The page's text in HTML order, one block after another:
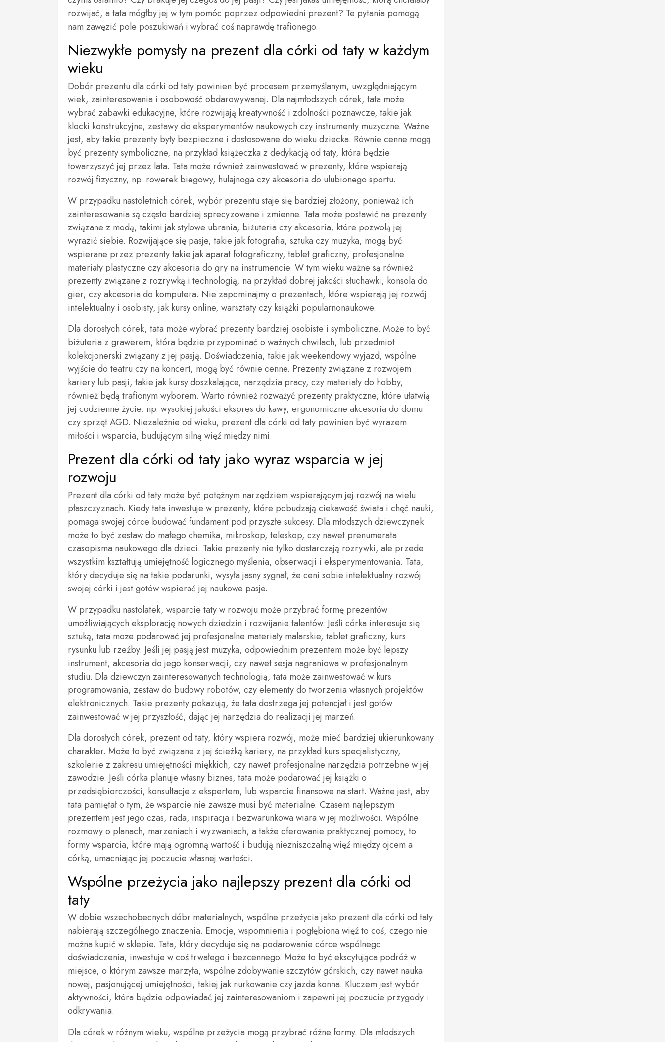
rozwijać, a tata mógłby jej w tym pomóc poprzez odpowiedni prezent? Te pytania pomogą
nam zawęzić pole poszukiwań i wybrać coś naprawdę trafionego.
Niezwykłe pomysły na prezent dla córki od taty w każdym
wieku
Dobór prezentu dla córki od taty powinien być procesem przemyślanym, uwzględniającym
wiek, zainteresowania i osobowość obdarowywanej. Dla najmłodszych córek, tata może
wybrać zabawki edukacyjne, które rozwijają kreatywność i zdolności poznawcze, takie jak
klocki konstrukcyjne, zestawy do eksperymentów naukowych czy instrumenty muzyczne. Ważne
jest, aby takie prezenty były bezpieczne i dostosowane do wieku dziecka. Równie cenne mogą
być prezenty symboliczne, na przykład książeczka z dedykacją od taty, która będzie
towarzyszyć jej przez lata. Tata może również zainwestować w prezenty, które wspierają
rozwój fizyczny, np. rowerek biegowy, hulajnoga czy akcesoria do ulubionego sportu.
W przypadku nastoletnich córek, wybór prezentu staje się bardziej złożony, ponieważ ich
zainteresowania są często bardziej sprecyzowane i zmienne. Tata może postawić na prezenty
związane z modą, takimi jak stylowe ubrania, biżuteria czy akcesoria, które pozwolą jej
wyrazić siebie. Rozwijające się pasje, takie jak fotografia, sztuka czy muzyka, mogą być
wspierane przez prezenty takie jak aparat fotograficzny, tablet graficzny, profesjonalne
materiały plastyczne czy akcesoria do gry na instrumencie. W tym wieku ważne są również
prezenty związane z rozrywką i technologią, na przykład dobrej jakości słuchawki, konsola do
gier, czy akcesoria do komputera. Nie zapominajmy o prezentach, które wspierają jej rozwój
intelektualny i osobisty, jak kursy online, warsztaty czy książki popularnonaukowe.
Dla dorosłych córek, tata może wybrać prezenty bardziej osobiste i symboliczne. Może to być
biżuteria z grawerem, która będzie przypominać o ważnych chwilach, lub przedmiot
kolekcjonerski związany z jej pasją. Doświadczenia, takie jak weekendowy wyjazd, wspólne
wyjście do teatru czy na koncert, mogą być równie cenne. Prezenty związane z rozwojem
kariery lub pasji, takie jak kursy doszkalające, narzędzia pracy, czy materiały do hobby,
również będą trafionym wyborem. Warto również rozważyć prezenty praktyczne, które ułatwią
jej codzienne życie, np. wysokiej jakości ekspres do kawy, ergonomiczne akcesoria do domu
czy sprzęt AGD. Niezależnie od wieku, prezent dla córki od taty powinien być wyrazem
miłości i wsparcia, budującym silną więź między nimi.
Prezent dla córki od taty jako wyraz wsparcia w jej
rozwoju
Prezent dla córki od taty może być potężnym narzędziem wspierającym jej rozwój na wielu
płaszczyznach. Kiedy tata inwestuje w prezenty, które pobudzają ciekawość świata i chęć nauki,
pomaga swojej córce budować fundament pod przyszłe sukcesy. Dla młodszych dziewczynek
może to być zestaw do małego chemika, mikroskop, teleskop, czy nawet prenumerata
czasopisma naukowego dla dzieci. Takie prezenty nie tylko dostarczają rozrywki, ale przede
wszystkim kształtują umiejętność logicznego myślenia, obserwacji i eksperymentowania. Tata,
który decyduje się na takie podarunki, wysyła jasny sygnał, że ceni sobie intelektualny rozwój
swojej córki i jest gotów wspierać jej naukowe pasje.
W przypadku nastolatek, wsparcie taty w rozwoju może przybrać formę prezentów
umożliwiających eksplorację nowych dziedzin i rozwijanie talentów. Jeśli córka interesuje się
sztuką, tata może podarować jej profesjonalne materiały malarskie, tablet graficzny, kurs
rysunku lub rzeźby. Jeśli jej pasją jest muzyka, odpowiednim prezentem może być lepszy
instrument, akcesoria do jego konserwacji, czy nawet sesja nagraniowa w profesjonalnym
studiu. Dla dziewczyn zainteresowanych technologią, tata może zainwestować w kurs
programowania, zestaw do budowy robotów, czy elementy do tworzenia własnych projektów
elektronicznych. Takie prezenty pokazują, że tata dostrzega jej potencjał i jest gotów
zainwestować w jej przyszłość, dając jej narzędzia do realizacji jej marzeń.
Dla dorosłych córek, prezent od taty, który wspiera rozwój, może mieć bardziej ukierunkowany
charakter. Może to być związane z jej ścieżką kariery, na przykład kurs specjalistyczny,
szkolenie z zakresu umiejętności miękkich, czy nawet profesjonalne narzędzia potrzebne w jej
zawodzie. Jeśli córka planuje własny biznes, tata może podarować jej książki o
przedsiębiorczości, konsultacje z ekspertem, lub wsparcie finansowe na start. Ważne jest, aby
tata pamiętał o tym, że wsparcie nie zawsze musi być materialne. Czasem najlepszym
prezentem jest jego czas, rada, inspiracja i bezwarunkowa wiara w jej możliwości. Wspólne
rozmowy o planach, marzeniach i wyzwaniach, a także oferowanie praktycznej pomocy, to
formy wsparcia, które mają ogromną wartość i budują niezniszczalną więź między ojcem a
córką, umacniając jej poczucie własnej wartości.
Wspólne przeżycia jako najlepszy prezent dla córki od
taty
W dobie wszechobecnych dóbr materialnych, wspólne przeżycia jako prezent dla córki od taty
nabierają szczególnego znaczenia. Emocje, wspomnienia i pogłębiona więź to coś, czego nie
można kupić w sklepie. Tata, który decyduje się na podarowanie córce wspólnego
doświadczenia, inwestuje w coś trwałego i bezcennego. Może to być ekscytująca podróż w
miejsce, o którym zawsze marzyła, wspólne zdobywanie szczytów górskich, czy nawet nauka
nowej, pasjonującej umiejętności, takiej jak nurkowanie czy jazda konna. Kluczem jest wybór
aktywności, która będzie odpowiadać jej zainteresowaniom i zapewni jej poczucie przygody i
odkrywania.
Dla córek w różnym wieku, wspólne przeżycia mogą przybrać różne formy. Dla młodszych